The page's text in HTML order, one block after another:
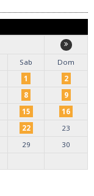
Sab
Dom
1
2
8
9
15
16
22
23
29
30